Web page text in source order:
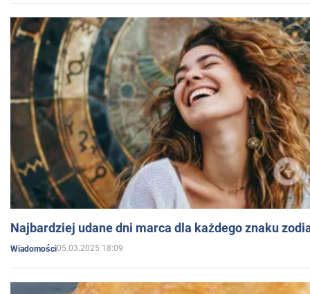
Najbardziej udane dni marca dla każdego znaku
Wiadomości05.03.2025 18:09